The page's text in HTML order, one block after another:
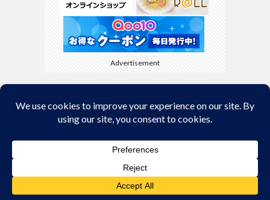
Advertisement
Back to Top
© Copyright 2026kyamaBlog